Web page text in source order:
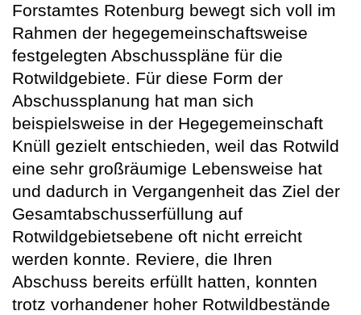
Forstamtes Rotenburg bewegt sich voll im
Rahmen der hegegemeinschaftsweise
festgelegten Abschusspläne für die
Rotwildgebiete. Für diese Form der
Abschussplanung hat man sich
beispielsweise in der Hegegemeinschaft
Knüll gezielt entschieden, weil das Rotwild
eine sehr großräumige Lebensweise hat
und dadurch in Vergangenheit das Ziel der
Gesamtabschusserfüllung auf
Rotwildgebietsebene oft nicht erreicht
werden konnte. Reviere, die Ihren
Abschuss bereits erfüllt hatten, konnten
trotz vorhandener hoher Rotwildbestände